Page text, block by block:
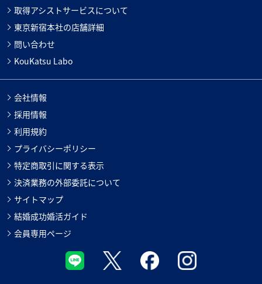
取得アシストサービスについて
東京新宿本社の店舗詳細
問い合わせ
KouKatsu Labo
会社情報
採用情報
利用規約
プライバシーポリシー
特定商取引に関する表示
決済業務の外部委託について
サイトマップ
結婚成功婚活ガイド
会員専用ページ